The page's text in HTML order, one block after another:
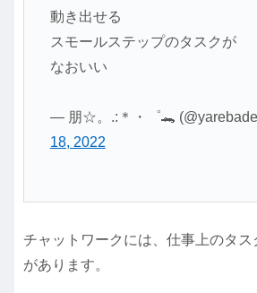
動き出せる
スモールステップのタスクが
なおいい
— 朋☆。.:＊・゜🐊
18, 2022
チャットワークには、仕事上のタ
があります。